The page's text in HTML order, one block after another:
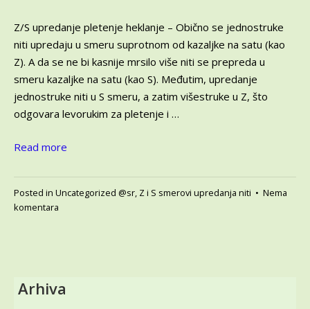
Z/S upredanje pletenje heklanje – Obično se jednostruke
niti upredaju u smeru suprotnom od kazaljke na satu (kao
Z). A da se ne bi kasnije mrsilo više niti se prepreda u
smeru kazaljke na satu (kao S). Međutim, upredanje
jednostruke niti u S smeru, a zatim višestruke u Z, što
odgovara levorukim za pletenje i …
Read more
Posted in Uncategorized @sr, Z i S smerovi upredanja niti • Nema
komentara
Zašto
Arhiva